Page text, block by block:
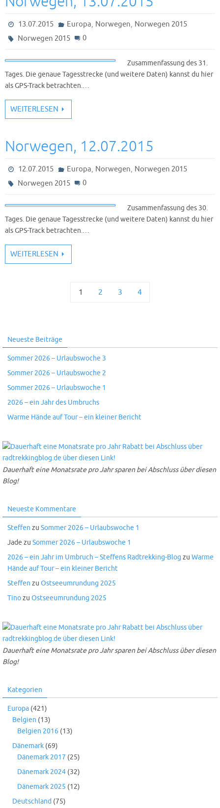
13.07.2015 Europa, Norwegen, Norwegen 2015
Norwegen 2015
0
Zusammenfassung des 31.
Tages. Die genaue Tagesstrecke (und weitere Daten) kannst du hier
als GPS-Track betrachten.…
WEITERLESEN
Norwegen, 12.07.2015
12.07.2015 Europa, Norwegen, Norwegen 2015
Norwegen 2015
0
Zusammenfassung des 30.
Tages. Die genaue Tagesstrecke (und weitere Daten) kannst du hier
als GPS-Track betrachten.…
WEITERLESEN
1 2 3 4
Neueste Beiträge
Sommer 2026 – Urlaubswoche 3
Sommer 2026 – Urlaubswoche 2
Sommer 2026 – Urlaubswoche 1
2026 – ein Jahr des Umbruchs
Warme Hände auf Tour – ein kleiner Bericht
Dauerhaft eine Monatsrate pro Jahr sparen bei Abschluss über diesen
Blog!
Neueste Kommentare
Steffen zu Sommer 2026 – Urlaubswoche 1
Jade zu Sommer 2026 – Urlaubswoche 1
2026 – ein Jahr im Umbruch – Steffens Radtrekking-Blog zu Warme
Hände auf Tour – ein kleiner Bericht
Steffen zu Ostseeumrundung 2025
Tinozu Ostseeumrundung 2025
Dauerhaft eine Monatsrate pro Jahr sparen bei Abschluss über diesen
Blog!
Kategorien
Europa (421)
Belgien (13)
Belgien 2016 (13)
Dänemark (69)
Dänemark 2017 (25)
Dänemark 2024 (32)
Dänemark 2025 (12)
Deutschland (75)